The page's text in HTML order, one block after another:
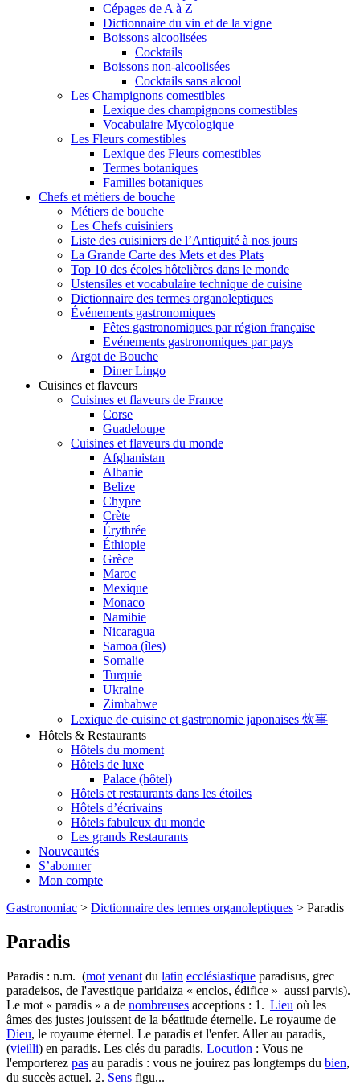
Cépages de A à Z
Dictionnaire du vin et de la vigne
Boissons alcoolisées
Cocktails
Boissons non-alcoolisées
Cocktails sans alcool
Les Champignons comestibles
Lexique des champignons comestibles
Vocabulaire Mycologique
Les Fleurs comestibles
Lexique des Fleurs comestibles
Termes botaniques
Familles botaniques
Chefs et métiers de bouche
Métiers de bouche
Les Chefs cuisiniers
Liste des cuisiniers de l’Antiquité à nos jours
La Grande Carte des Mets et des Plats
Top 10 des écoles hôtelières dans le monde
Ustensiles et vocabulaire technique de cuisine
Dictionnaire des termes organoleptiques
Événements gastronomiques
Fêtes gastronomiques par région française
Evénements gastronomiques par pays
Argot de Bouche
Diner Lingo
Cuisines et flaveurs
Cuisines et flaveurs de France
Corse
Guadeloupe
Cuisines et flaveurs du monde
Afghanistan
Albanie
Belize
Chypre
Crète
Érythrée
Éthiopie
Grèce
Maroc
Mexique
Monaco
Namibie
Nicaragua
Samoa (îles)
Somalie
Turquie
Ukraine
Zimbabwe
Lexique de cuisine et gastronomie japonaises 炊事
Hôtels & Restaurants
Hôtels du moment
Hôtels de luxe
Palace (hôtel)
Hôtels et restaurants dans les étoiles
Hôtels d’écrivains
Hôtels fabuleux du monde
Les grands Restaurants
Nouveautés
S’abonner
Mon compte
Gastronomiac > Dictionnaire des termes organoleptiques > Paradis
Paradis
Paradis : n.m. (mot venant du latin ecclésiastique paradisus, grec
paradeisos, de l'avestique paridaiza « enclos, édifice » aussi parvis).
Le mot « paradis » a de nombreuses acceptions : 1. Lieu où les
âmes des justes jouissent de la béatitude éternelle. Le royaume de
Dieu, le royaume éternel. Le paradis et l'enfer. Aller au paradis,
(vieilli) en paradis. Les clés du paradis. Locution : Vous ne
l'emporterez pas au paradis : vous ne jouirez pas longtemps du bien,
du succès actuel. 2. Sens figu...